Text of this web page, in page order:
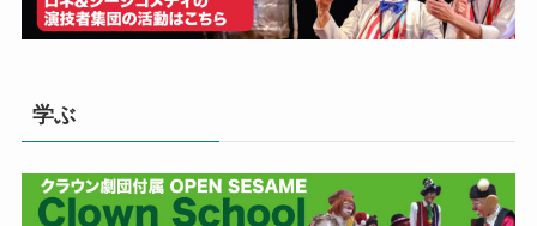
学ぶ